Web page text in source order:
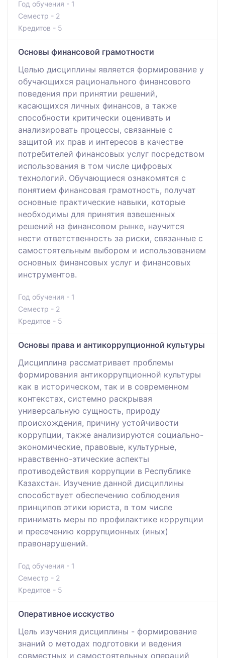
Год обучения - 1
Семестр - 2
Кредитов - 5
Основы финансовой грамотности
Целью дисциплины является формирование у
обучающихся рационального финансового
поведения при принятии решений,
касающихся личных финансов, а также
способности критически оценивать и
анализировать процессы, связанные с
защитой их прав и интересов в качестве
потребителей финансовых услуг посредством
использования в том числе цифровых
технологий. Обучающиеся ознакомятся с
понятием финансовая грамотность, получат
основные практические навыки, которые
необходимы для принятия взвешенных
решений на финансовом рынке, научится
нести ответственность за риски, связанные с
самостоятельным выбором и использованием
основных финансовых услуг и финансовых
инструментов.
Год обучения - 1
Семестр - 2
Кредитов - 5
Основы права и антикоррупционной культуры
Дисциплина рассматривает проблемы
формирования антикоррупционной культуры
как в историческом, так и в современном
контекстах, системно раскрывая
универсальную сущность, природу
происхождения, причину устойчивости
коррупции, также анализируются социально-
экономические, правовые, культурные,
нравственно-этические аспекты
противодействия коррупции в Республике
Казахстан. Изучение данной дисциплины
способствует обеспечению соблюдения
принципов этики юриста, в том числе
принимать меры по профилактике коррупции
и пресечению коррупционных (иных)
правонарушений.
Год обучения - 1
Семестр - 2
Кредитов - 5
Оперативное исскуство
Цель изучения дисциплины - формирование
знаний о методах подготовки и ведения
совместных и самостоятельных операций